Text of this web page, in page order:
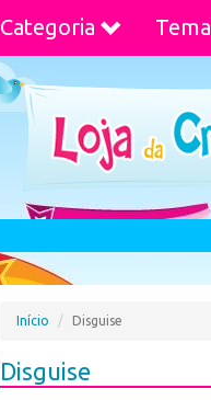
Categoria Tema
Início Disguise
Disguise